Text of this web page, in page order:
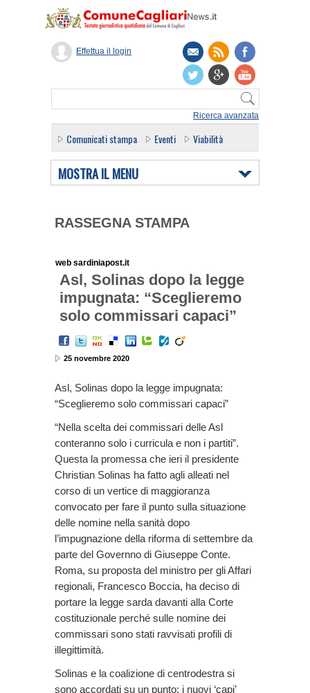
Ricerca avanzata
Effettua il login
Comunicati stampa Eventi Viabilità
MOSTRA IL MENU
RASSEGNA STAMPA
web sardiniapost.it
Asl, Solinas dopo la legge
impugnata: “Sceglieremo
solo commissari capaci”
25 novembre 2020
Asl, Solinas dopo la legge impugnata:
“Sceglieremo solo commissari capaci”
“Nella scelta dei commissari delle Asl
conteranno solo i curricula e non i partiti”.
Questa la promessa che ieri il presidente
Christian Solinas ha fatto agli alleati nel
corso di un vertice di maggioranza
convocato per fare il punto sulla situazione
delle nomine nella sanità dopo
l’impugnazione della riforma di settembre da
parte del Governno di Giuseppe Conte.
Roma, su proposta del ministro per gli Affari
regionali, Francesco Boccia, ha deciso di
portare la legge sarda davanti alla Corte
costituzionale perché sulle nomine dei
commissari sono stati ravvisati profili di
illegittimità.
Solinas e la coalizione di centrodestra si
sono accordati su un punto: i nuovi ‘capi’